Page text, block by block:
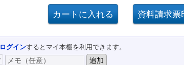
ログインするとマイ本棚を利用できます。